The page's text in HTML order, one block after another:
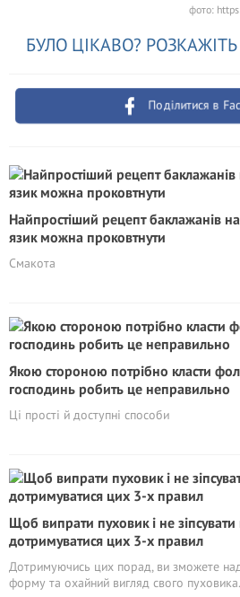
фото:
БУЛО ЦІКАВО?
Поділитися в
Найпростіший рецепт баклажанів
язик можна проковтнути
Смакота
Якою стороною потрібно класти
господинь робить це неправильно
Ці прості й доступні способи
Щоб випрати пуховик і не зіпсувати
дотримуватися цих 3-х правил
Дотримуючись цих порад, ви зможете
форму та охайний вигляд свого пуховика.